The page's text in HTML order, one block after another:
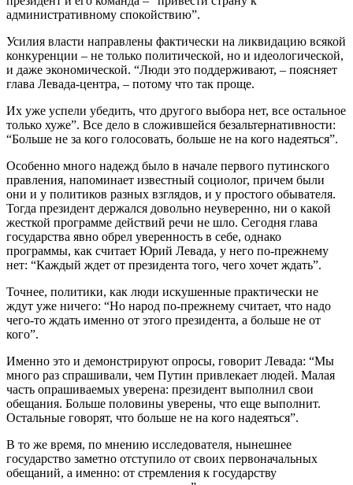
административному спокойствию”.
Усилия власти направлены фактически на ликвидацию всякой
конкуренции – не только политической, но и идеологической,
и даже экономической. “Люди это поддерживают, – поясняет
глава Левада-центра, – потому что так проще.
Их уже успели убедить, что другого выбора нет, все остальное
только хуже”. Все дело в сложившейся безальтернативности:
“Больше не за кого голосовать, больше не на кого надеяться”.
Особенно много надежд было в начале первого путинского
правления, напоминает известный социолог, причем были
они и у политиков разных взглядов, и у простого обывателя.
Тогда президент держался довольно неуверенно, ни о какой
жесткой программе действий речи не шло. Сегодня глава
государства явно обрел уверенность в себе, однако
программы, как считает Юрий Левада, у него по-прежнему
нет: “Каждый ждет от президента того, чего хочет ждать”.
Точнее, политики, как люди искушенные практически не
ждут уже ничего: “Но народ по-прежнему считает, что надо
чего-то ждать именно от этого президента, а больше не от
кого”.
Именно это и демонстрируют опросы, говорит Левада: “Мы
много раз спрашивали, чем Путин привлекает людей. Малая
часть опрашиваемых уверена: президент выполнил свои
обещания. Больше половины уверены, что еще выполнит.
Остальные говорят, что больше не на кого надеяться”.
В то же время, по мнению исследователя, нынешнее
государство заметно отступило от своих первоначальных
обещаний, а именно: от стремления к государству